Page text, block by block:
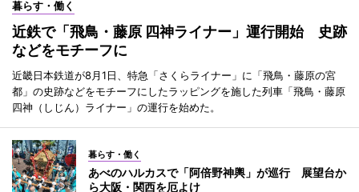
暮らす・働く
近鉄で「飛鳥・藤原 四神ライナー」運行開始 史跡
などをモチーフに
近畿日本鉄道が8月1日、特急「さくらライナー」に「飛鳥・藤原の宮
都」の史跡などをモチーフにしたラッピングを施した列車「飛鳥・藤原
四神（しじん）ライナー」の運行を始めた。
暮らす・働く
あべのハルカスで「阿倍野神輿」が巡行 展望台か
ら大阪・関西を厄よけ